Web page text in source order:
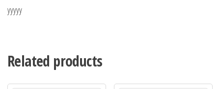
yyyyy
Related products